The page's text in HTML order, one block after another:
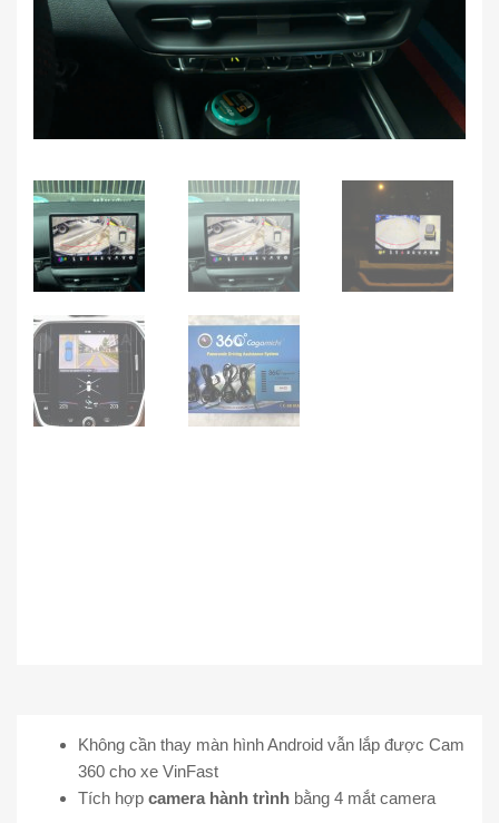
Không cần thay màn hình Android vẫn lắp được Cam
360 cho xe VinFast
Tích hợp camera hành trình bằng 4 mắt camera